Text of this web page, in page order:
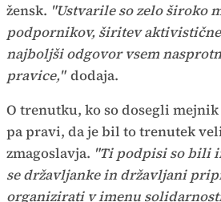
žensk. "Ustvarile so zelo široko
podpornikov, širitev
najboljši odgovor vsem
pravice," dodaja.
O trenutku, ko so dosegli
pa pravi, da je bil to trenutek
zmagoslavja. "Ti podpisi so bili
se državljanke in državljani
organizirati v imenu